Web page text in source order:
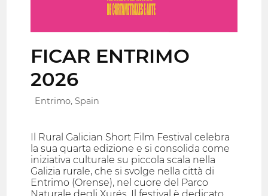
FICAR ENTRIMO
2026
Entrimo, Spain
Il Rural Galician Short Film Festival celebra
la sua quarta edizione e si consolida come
iniziativa culturale su piccola scala nella
Galizia rurale, che si svolge nella città di
Entrimo (Orense), nel cuore del Parco